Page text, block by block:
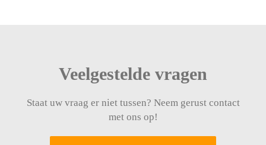
Veelgestelde vragen
Staat uw vraag er niet tussen? Neem gerust contact
met ons op!